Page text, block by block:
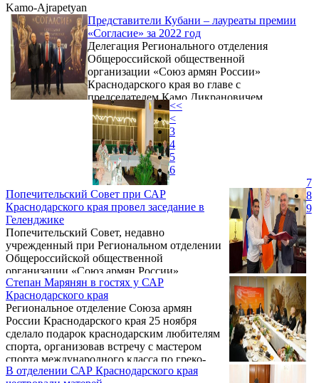
Kamo-Ajrapetyan
Представители Кубани – лауреаты премии
«Согласие» за 2022 год
Делегация Регионального отделения
Общероссийской общественной
организации «Союз армян России»
Краснодарского края во главе с
председателем Камо Дикрановичем
Айрапетяном 4 декабря 2022 года побывала
в Москве, где в отеле «Арарат Парк
Хайятт» состоялась церемония вручения
ежегодной Международной премии
«СОГЛАСИЕ», учреждённой Союзом армян
России и ежегодно проводимой при
поддержке Правительства Москвы и Совета
при Президенте РФ по межнациональным
отношениям.
Попечительский Совет при САР
Краснодарского края провел заседание в
Геленджике
Попечительский Совет, недавно
учрежденный при Региональном отделении
Общероссийской общественной
организации «Союз армян России»
Краснодарского края, провел свое первое
выездное заседание. Делегацию краевого
отделения САР, во главе с председателем
Камо Дикрановичем Айрапетяном, и
членов Попечительского Совета принимало
Местное отделение САР города-курорта
Геленджика.
Степан Марянян в гостях у САР
Краснодарского края
Региональное отделение Союза армян
России Краснодарского края 25 ноября
сделало подарок краснодарским любителям
спорта, организовав встречу с мастером
спорта международного класса по греко-
римской борьбе, победителем и призером
В отделении САР Краснодарского края
<<
<
3
4
5
6
7
8
9